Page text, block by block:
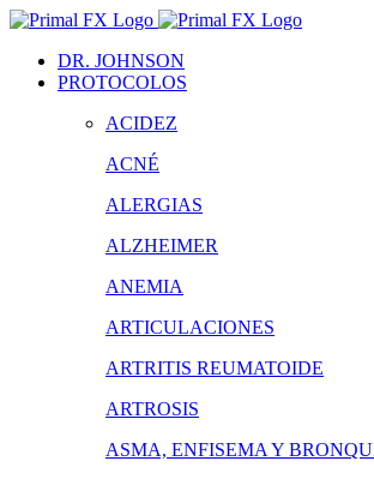
Saltar
contenidoDR. JOHNSON
PROTOCOLOS
ACIDEZ
ACNÉ
ALERGIAS
ALZHEIMER
ANEMIA
ARTICULACIONES
ARTRITIS REUMATOIDE
ARTROSIS
ASMA, ENFISEMA Y